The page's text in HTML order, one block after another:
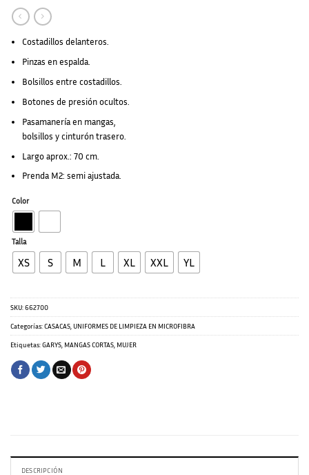
Costadillos delanteros.
Pinzas en espalda.
Bolsillos entre costadillos.
Botones de presión ocultos.
Pasamanería en mangas,
bolsillos y cinturón trasero.
Largo aprox.: 70 cm.
Prenda M2: semi ajustada.
Color
Talla
XS S M L XL XXL YL
SKU:662700
Categorías:CASACAS UNIFORMES DE LIMPIEZA EN MICROFIBRA
Etiquetas:GARYS MANGAS CORTAS MUJER
DESCRIPCIÓN